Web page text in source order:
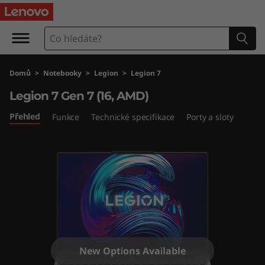
L
g
o
Domů > Notebooky > Legion > Legion 7
Legion 7 Gen 7 (16, AMD)
Přehled Funkce Technické specifikace Porty a sloty
New Options Available